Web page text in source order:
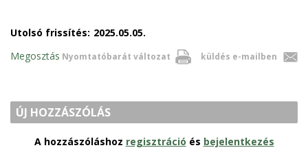
Utolsó frissítés: 2025.05.05.
Nyomtatóbarát változat küldés e-mailben
Megosztás
ÚJ HOZZÁSZÓLÁS
A hozzászóláshoz regisztráció és bejelentkezés